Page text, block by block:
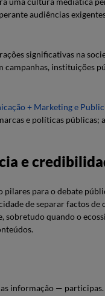
audiências
significativas na
instituições
+ Marketing e
e políticas públicas;
e
pilares para o debate
de separar factos de
sobretudo quando o
informação —